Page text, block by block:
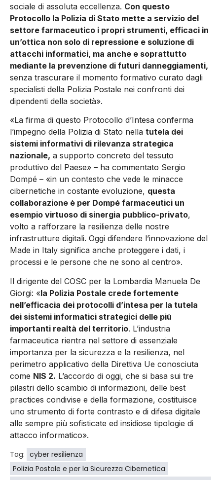
sociale di assoluta eccellenza. Con questo
Protocollo la Polizia di Stato mette a servizio del
settore farmaceutico i propri strumenti, efficaci in
un’ottica non solo di repressione e soluzione di
attacchi informatici, ma anche e soprattutto
mediante la prevenzione di futuri danneggiamenti,
senza trascurare il momento formativo curato dagli
specialisti della Polizia Postale nei confronti dei
dipendenti della società».
«La firma di questo Protocollo d’Intesa conferma
l’impegno della Polizia di Stato nella tutela dei
sistemi informativi di rilevanza strategica
nazionale, a supporto concreto del tessuto
produttivo del Paese» – ha commentato Sergio
Dompé – «in un contesto che vede le minacce
cibernetiche in costante evoluzione, questa
collaborazione è per Dompé farmaceutici un
esempio virtuoso di sinergia pubblico-privato,
volto a rafforzare la resilienza delle nostre
infrastrutture digitali. Oggi difendere l’innovazione del
Made in Italy significa anche proteggere i dati, i
processi e le persone che ne sono al centro».
Il dirigente del COSC per la Lombardia Manuela De
Giorgi: «la Polizia Postale crede fortemente
nell’efficacia dei protocolli d’intesa per la tutela
dei sistemi informatici strategici delle più
importanti realtà del territorio. L’industria
farmaceutica rientra nel settore di essenziale
importanza per la sicurezza e la resilienza, nel
perimetro applicativo della Direttiva Ue conosciuta
come NIS 2. L’accordo di oggi, che si basa sui tre
pilastri dello scambio di informazioni, delle best
practices condivise e della formazione, costituisce
uno strumento di forte contrasto e di difesa digitale
alle sempre più sofisticate ed insidiose tipologie di
attacco informatico».
Tag: cyber resilienza
Polizia Postale e per la Sicurezza Cibernetica